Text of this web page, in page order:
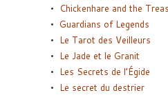
Chickenhare and the
Guardians of Legends
Le Tarot des Veilleurs
Le Jade et le Granit
Les Secrets de l’Égide
Le secret du destrier